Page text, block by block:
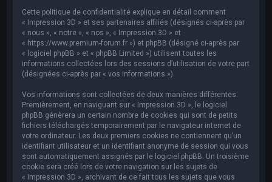
Cette politique de confidentialité explique en détail comment
« Impression 3D » et ses partenaires affiliés (désignés ci-après par
« nous », « notre », « nos », « Impression 3D » et
« https://www.premium-forum.fr ») et phpBB (désigné ci-après par
« logiciel phpBB » et « phpBB Limited ») utilisent toutes les
informations collectées lors des sessions d’utilisation de votre part
(désignées ci-après par « vos informations »).
Vos informations sont collectées de deux manières différentes.
Premièrement, en naviguant sur « Impression 3D », le logiciel
phpBB génèrera un certain nombre de cookies qui sont de petits
fichiers téléchargés temporairement par le navigateur internet de
votre ordinateur. Les deux premiers cookies ne contiennent qu’un
identifiant utilisateur et un identifiant anonyme de session qui vous
sont automatiquement assignés par le logiciel phpBB. Un troisième
cookie sera créé lors de votre navigation sur les sujets de
« Impression 3D », archivant de ce fait tous les sujets que vous